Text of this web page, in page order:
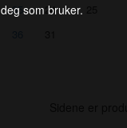
35
24
som bruker.